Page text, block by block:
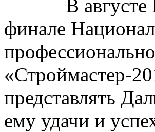
В августе
финале
«Строймастер-
представлять
ему удачи и